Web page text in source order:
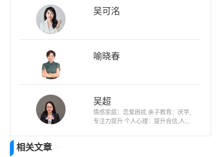
吴可洺
喻晓春
吴超
情感家庭：恋爱困扰 亲子教育：厌学,
专注力提升 个人心理：提升自信,人际
相关文章